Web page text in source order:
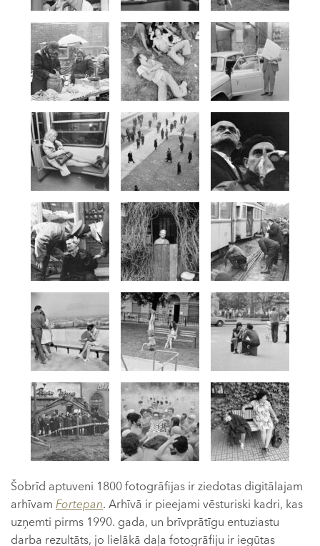
Šobrīd aptuveni 1800 fotogrāfijas ir ziedotas digitālajam
arhīvam Fortepan. Arhīvā ir pieejami vēsturiski kadri, kas
uzņemti pirms 1990. gada, un brīvprātīgu entuziastu
darba rezultāts, jo lielākā daļa fotogrāfiju ir iegūtas